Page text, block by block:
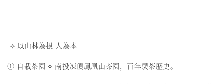
⟢ 以山林為根 人為本
① 自栽茶園 ⋄ 南投凍頂鳳凰山茶園，百年製茶歷史。